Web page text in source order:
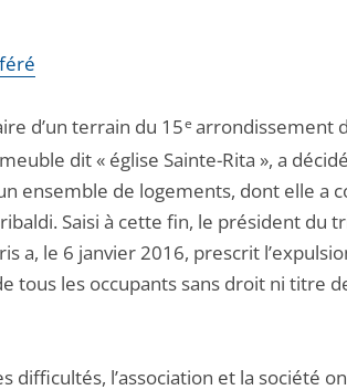
d’un terrain du 15e arrondissement
dit « église Sainte-Rita », a
ensemble de logements, dont elle a
Saisi à cette fin, le président du
a, le 6 janvier 2016, prescrit
tous les occupants sans droit ni titre
difficultés, l’association et la société